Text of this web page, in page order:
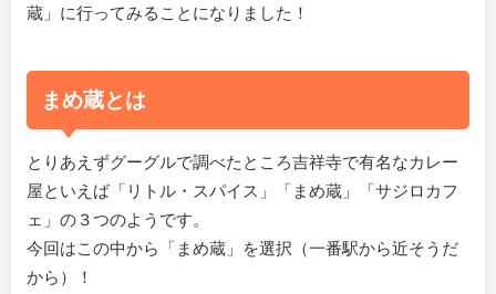
蔵」に行ってみることになりました！
まめ蔵とは
とりあえずグーグルで調べたところ吉祥寺で有名なカレー
屋といえば「リトル・スパイス」「まめ蔵」「サジロカフ
ェ」の３つのようです。
今回はこの中から「まめ蔵」を選択（一番駅から近そうだ
から）！